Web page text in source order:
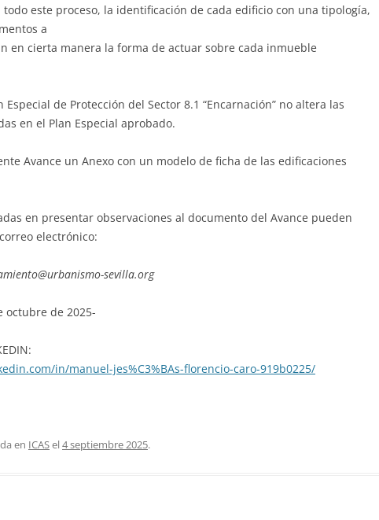
este proceso, la identificación de cada edificio con una tipología,
a
en cierta manera la forma de actuar sobre cada inmueble
Especial de Protección del Sector 8.1 “Encarnación” no altera las
en el Plan Especial aprobado.
Avance un Anexo con un modelo de ficha de las edificaciones
en presentar observaciones al documento del Avance pueden
electrónico:
sevilla.org
octubre de 2025-
in/manuel-jes%C3%BAs-florencio-caro-919b0225/
en ICASel4 septiembre 2025.